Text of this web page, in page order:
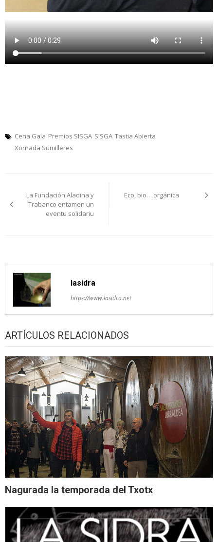
Cena Gala Premios SISGA SISGA Tastia Abierta
Xornada Sumilleres
pelos
La Fundación Aladina y
Trabanco entamen un
eventu solidariu
Eco, bio… orgánica
lasidra
https://www.lasidra.net
ARTÍCULOS RELACIONADOS
Nagurada la temporada del Txotx